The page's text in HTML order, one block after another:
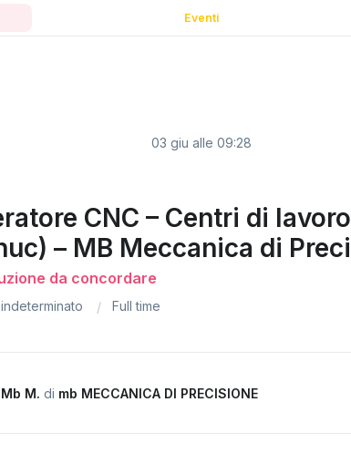
Eventi
03 giu alle 09:28
CNC – Centri di lavoro
– MB Meccanica di
da concordare
Full time
Mb M.di mb MECCANICA DI PRECISIONE